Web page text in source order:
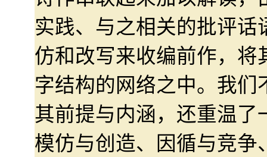
实践、与之相关的批评
仿和改写来收编前作，
字结构的网络之中。我
其前提与内涵，还重温
模仿与创造、因循与竞